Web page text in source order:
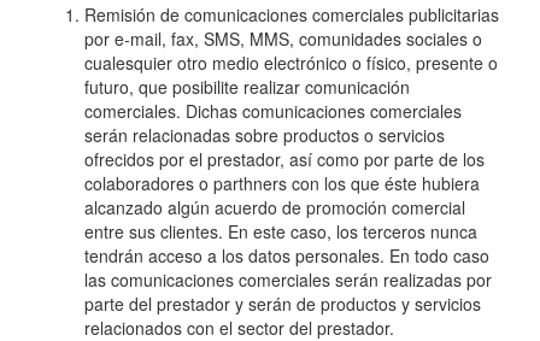
Remisión de comunicaciones comerciales publicitarias
por e-mail, fax, SMS, MMS, comunidades sociales o
cualesquier otro medio electrónico o físico, presente o
futuro, que posibilite realizar comunicación
comerciales. Dichas comunicaciones comerciales
serán relacionadas sobre productos o servicios
ofrecidos por el prestador, así como por parte de los
colaboradores o parthners con los que éste hubiera
alcanzado algún acuerdo de promoción comercial
entre sus clientes. En este caso, los terceros nunca
tendrán acceso a los datos personales. En todo caso
las comunicaciones comerciales serán realizadas por
parte del prestador y serán de productos y servicios
relacionados con el sector del prestador.